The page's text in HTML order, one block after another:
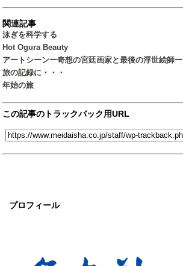
プロフィール
関連記事
泳ぎを科学する
Hot Ogura Beauty
アートシーンー奇想の宮廷画家と最後の浮世絵師ー
旅の記録に・・・
年始の旅
この記事のトラックバック用URL